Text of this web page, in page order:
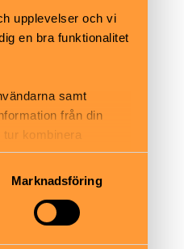
upplevelser och vi
en bra funktionalitet
samt
från din
kombinera
använt deras tjänster.
Marknadsföring
dusch,